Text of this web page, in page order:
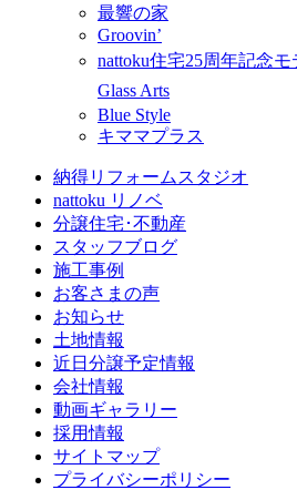
最響の家
Groovin’
nattoku住宅25周年記念モ
Glass Arts
Blue Style
キママプラス
納得リフォームスタジオ
nattoku リノベ
分譲住宅･不動産
スタッフブログ
施工事例
お客さまの声
お知らせ
土地情報
近日分譲予定情報
会社情報
動画ギャラリー
採用情報
サイトマップ
プライバシーポリシー